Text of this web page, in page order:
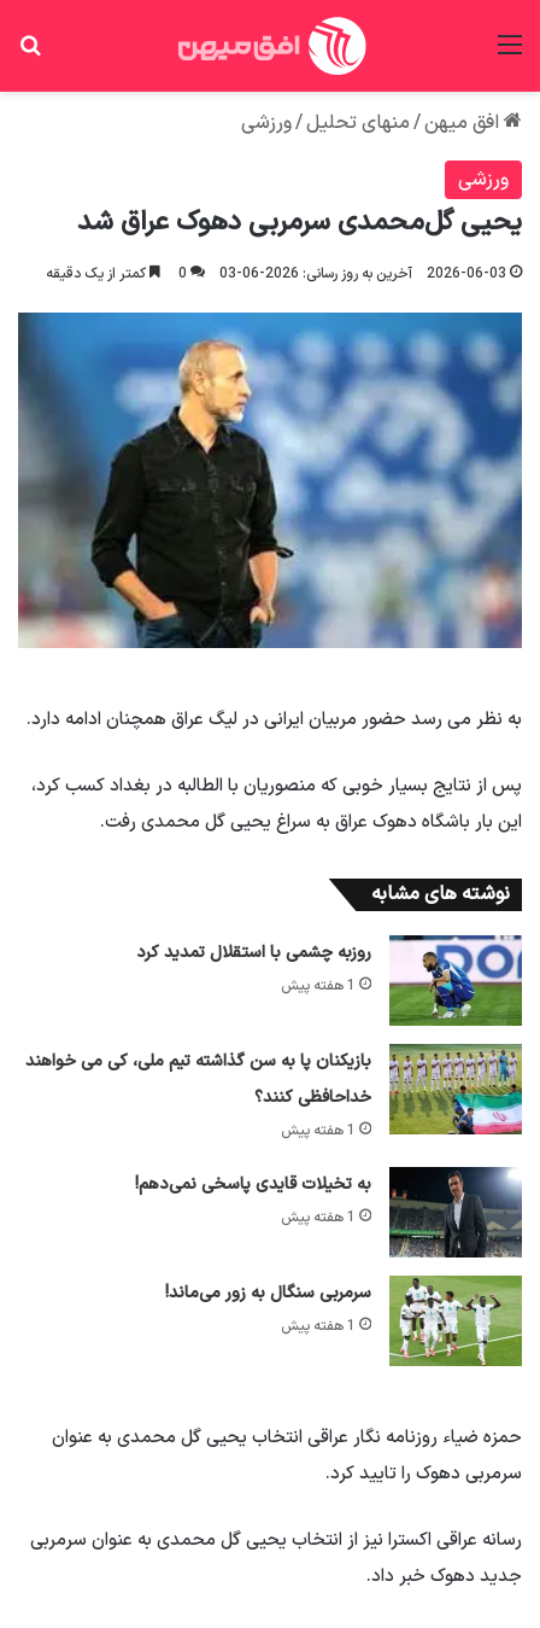
افق میهن/منهای تحلیل/ورزشی
ورزشی
یحیی گل‌محمدی سرمربی دهوک عراق شد
2026-06-03 آخرین به روز رسانی: 2026-06-03 0 کمتر از یک دقیقه
به نظر می رسد حضور مربیان ایرانی در لیگ عراق همچنان ادامه دارد.
پس از نتایج بسیار خوبی که منصوریان با الطالبه در بغداد کسب کرد،
این بار باشگاه دهوک عراق به سراغ یحیی گل محمدی رفت.
نوشته های مشابه
روزبه چشمی با استقلال تمدید کرد
1 هفته پیش
بازیکنان پا به سن گذاشته تیم ملی، کی می خواهند
خداحافظی کنند؟
1 هفته پیش
به تخیلات قایدی پاسخی نمی‌دهم!
1 هفته پیش
سرمربی سنگال به زور می‌ماند!
1 هفته پیش
حمزه ضیاء روزنامه نگار عراقی انتخاب یحیی گل محمدی به عنوان
سرمربی دهوک را تایید کرد.
رسانه عراقی اکسترا نیز از انتخاب یحیی گل محمدی به عنوان سرمربی
جدید دهوک خبر داد.